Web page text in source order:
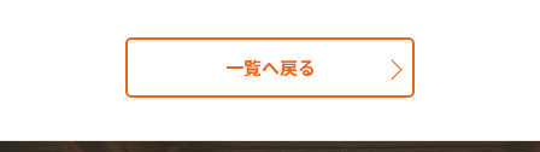
一覧へ戻る